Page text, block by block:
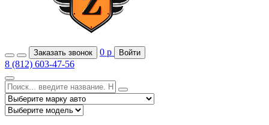
Заказать звонок 0 р Войти
8 (812) 603-47-56